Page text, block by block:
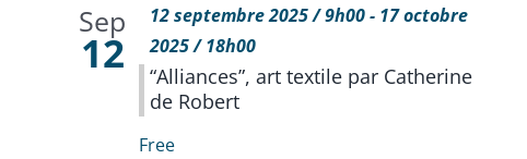
Sep
12
12 septembre 2025 / 9h00- 17 octobre
2025 / 18h00
“Alliances”, art textile par Catherine
de Robert
Free